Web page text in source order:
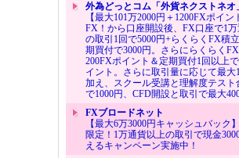
外為どっとコム「外貨ネクストネオ
【最大101万2000円＋1200FXポイン
FX！から口座開設後、FX口座で1
の取引1回で5000円+らくらくFX積
期買付で3000円。さらにらくらく
200FXポイント＆定期買付1回以上
イント。さらに取引量に応じて最大
加え、スクール受講と理解度テスト
で1000円、CFD開設と取引で最大
FXブロードネット
【最大6万3000円キャッシュバック
限定！1万通貨以上の取引で現金
えるキャンペーン実施中！